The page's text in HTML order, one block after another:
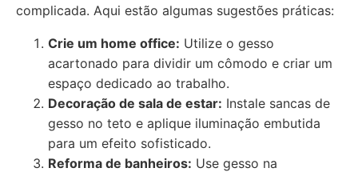
complicada. Aqui estão algumas sugestões práticas:
Crie um home office: Utilize o gesso
acartonado para dividir um cômodo e criar um
espaço dedicado ao trabalho.
Decoração de sala de estar: Instale sancas de
gesso no teto e aplique iluminação embutida
para um efeito sofisticado.
Reforma de banheiros: Use gesso na